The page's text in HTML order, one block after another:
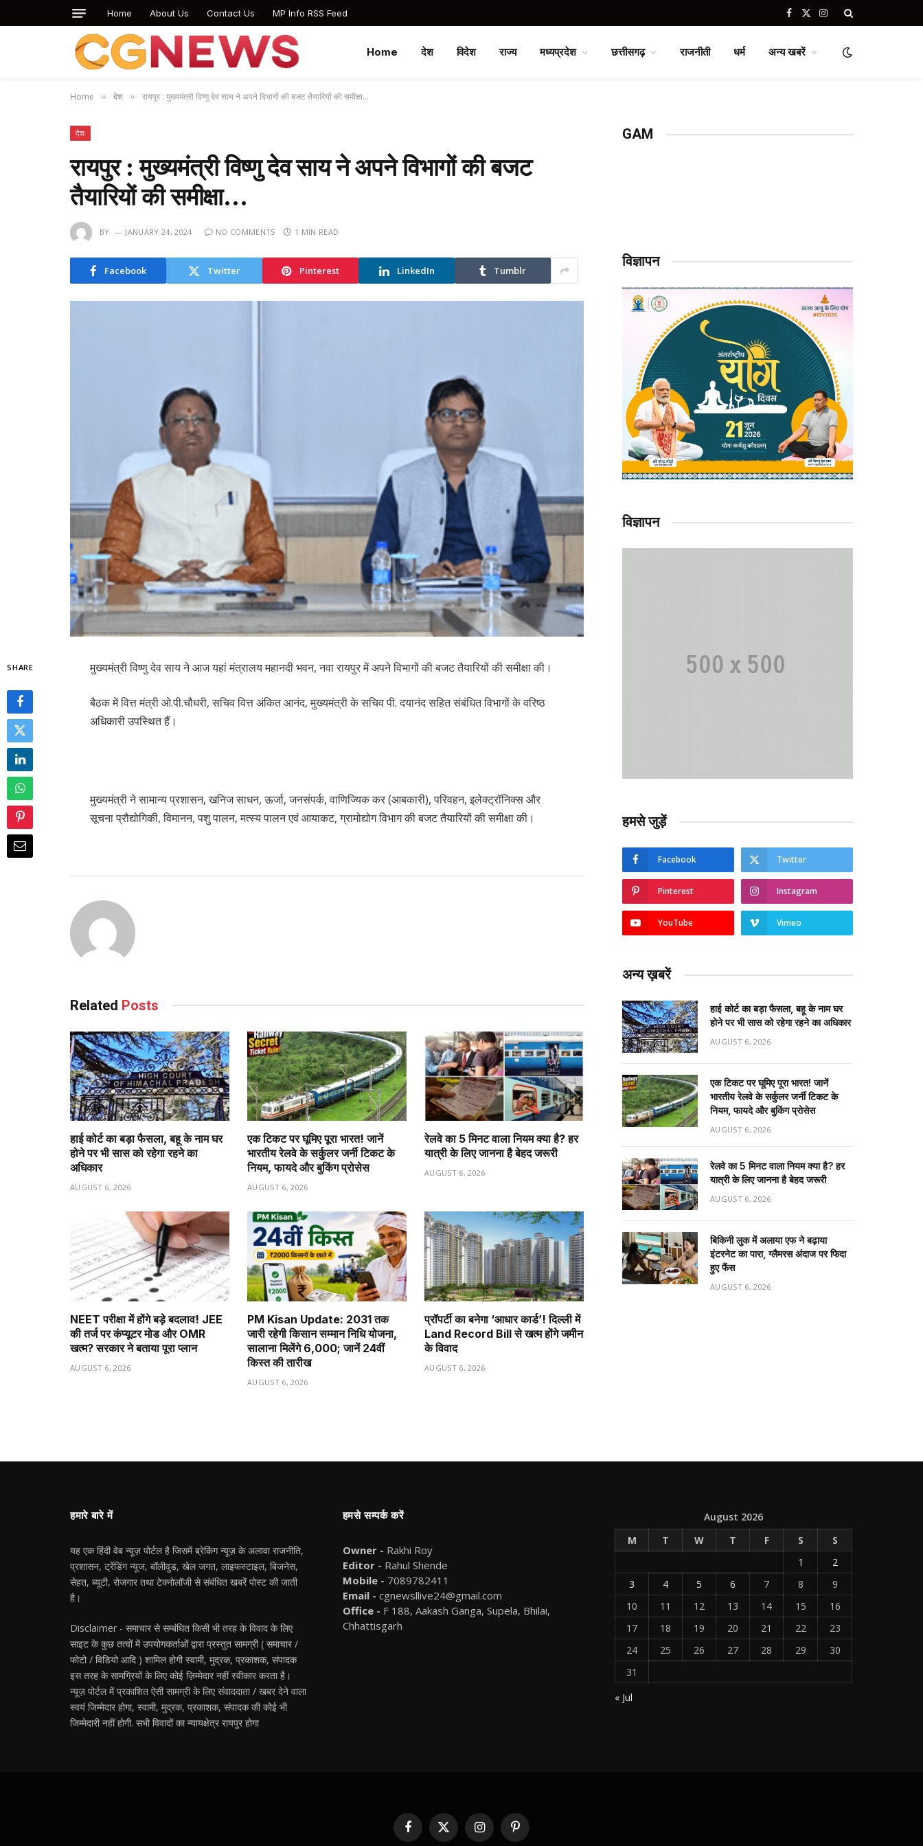
Home About Us Contact Us MP Info RSS Feed Facebook
X
Instagram
Home देश विदेश राज्य मध्यप्रदेश छत्तीसगढ़ राजनीती धर्म अन्य खबरें
Home » देश » रायपुर : मुख्यमंत्री विष्णु देव साय ने अपने विभागों की बजट तैयारियों की समीक्षा…
देश
रायपुर : मुख्यमंत्री विष्णु देव साय ने अपने विभागों की बजट
तैयारियों की समीक्षा…
BY JANUARY 24, 2024 NO COMMENTS 1 MIN READ
Facebook Twitter Pinterest LinkedIn Tumblr
SHARE मुख्यमंत्री विष्णु देव साय ने आज यहां मंत्रालय महानदी भवन, नवा रायपुर में अपने विभागों की बजट तैयारियों की समीक्षा की।
बैठक में वित्त मंत्री ओ.पी.चौधरी, सचिव वित्त अंकित आनंद, मुख्यमंत्री के सचिव पी. दयानंद सहित संबंधित विभागों के वरिष्ठ
अधिकारी उपस्थित हैं।
मुख्यमंत्री ने सामान्य प्रशासन, खनिज साधन, ऊर्जा, जनसंपर्क, वाणिज्यिक कर (आबकारी), परिवहन, इलेक्ट्रॉनिक्स और
सूचना प्रौद्योगिकी, विमानन, पशु पालन, मत्स्य पालन एवं आयाकट, ग्रामोद्योग विभाग की बजट तैयारियों की समीक्षा की।
Related Posts
हाई कोर्ट का बड़ा फैसला, बहू के नाम घर
होने पर भी सास को रहेगा रहने का
अधिकार
AUGUST 6, 2026
एक टिकट पर घूमिए पूरा भारत! जानें
भारतीय रेलवे के सर्कुलर जर्नी टिकट के
नियम, फायदे और बुकिंग प्रोसेस
AUGUST 6, 2026
रेलवे का 5 मिनट वाला नियम क्या है? हर
यात्री के लिए जानना है बेहद जरूरी
AUGUST 6, 2026
NEET परीक्षा में होंगे बड़े बदलाव! JEE
की तर्ज पर कंप्यूटर मोड और OMR
खत्म? सरकार ने बताया पूरा प्लान
AUGUST 6, 2026
PM Kisan Update: 2031 तक
जारी रहेगी किसान सम्मान निधि योजना,
सालाना मिलेंगे ₹6,000; जानें 24वीं
किस्त की तारीख
AUGUST 6, 2026
प्रॉपर्टी का बनेगा ‘आधार कार्ड’! दिल्ली में
Land Record Bill से खत्म होंगे जमीन
के विवाद
AUGUST 6, 2026
GAM
विज्ञापन
विज्ञापन
हमसे जुड़ें
Facebook Twitter
Pinterest Instagram
YouTube Vimeo
अन्य ख़बरें
हाई कोर्ट का बड़ा फैसला, बहू के नाम घर
होने पर भी सास को रहेगा रहने का अधिकार
AUGUST 6, 2026
एक टिकट पर घूमिए पूरा भारत! जानें
भारतीय रेलवे के सर्कुलर जर्नी टिकट के
नियम, फायदे और बुकिंग प्रोसेस
AUGUST 6, 2026
रेलवे का 5 मिनट वाला नियम क्या है? हर
यात्री के लिए जानना है बेहद जरूरी
AUGUST 6, 2026
बिकिनी लुक में अलाया एफ ने बढ़ाया
इंटरनेट का पारा, ग्लैमरस अंदाज पर फिदा
हुए फैंस
AUGUST 6, 2026
हमारे बारे में
यह एक हिंदी वेब न्यूज़ पोर्टल है जिसमें ब्रेकिंग न्यूज़ के अलावा राजनीति,
प्रशासन, ट्रेंडिंग न्यूज, बॉलीवुड, खेल जगत, लाइफस्टाइल, बिजनेस,
सेहत, ब्यूटी, रोजगार तथा टेक्नोलॉजी से संबंधित खबरें पोस्ट की जाती
है।
Disclaimer - समाचार से सम्बंधित किसी भी तरह के विवाद के लिए
साइट के कुछ तत्वों में उपयोगकर्ताओं द्वारा प्रस्तुत सामग्री ( समाचार /
फोटो / विडियो आदि ) शामिल होगी स्वामी, मुद्रक, प्रकाशक, संपादक
इस तरह के सामग्रियों के लिए कोई ज़िम्मेदार नहीं स्वीकार करता है।
न्यूज़ पोर्टल में प्रकाशित ऐसी सामग्री के लिए संवाददाता / खबर देने वाला
स्वयं जिम्मेदार होगा, स्वामी, मुद्रक, प्रकाशक, संपादक की कोई भी
जिम्मेदारी नहीं होगी. सभी विवादों का न्यायक्षेत्र रायपुर होगा
हमसे सम्पर्क करें
Owner - Rakhi Roy
Editor - Rahul Shende
Mobile - 7089782411
Email - cgnewsllive24@gmail.com
Office - F 188, Aakash Ganga, Supela, Bhilai,
Chhattisgarh
August 2026
M
T W T F S
S
1
2
3
4 5 6 7 8
9
10
11 12 13 14 15
16
17
18 19 20 21 22
23
24
25 26 27 28 29
30
31
« Jul
Facebook
X
InstagramPinterest